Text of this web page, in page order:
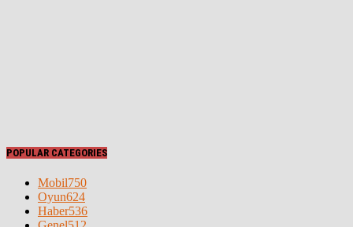
POPULAR CATEGORIES
Mobil750
Oyun624
Haber536